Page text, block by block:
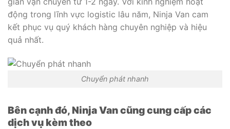
động trong lĩnh vực logistic lâu năm, Ninja Van cam
kết phục vụ quý khách hàng chuyên nghiệp và hiệu
quả nhất.
Chuyển phát nhanh
Bên cạnh đó, Ninja Van cũng cung cấp các
dịch vụ kèm theo